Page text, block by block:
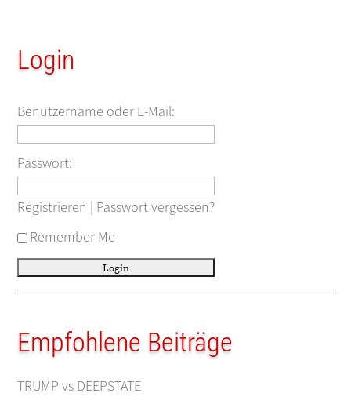
Login
Benutzername oder E-Mail:
Passwort:
Registrieren | Passwort vergessen?
Remember Me
Empfohlene Beiträge
TRUMP vs DEEPSTATE